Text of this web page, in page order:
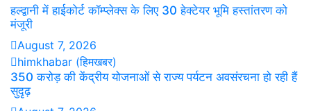
हल्द्वानी में हाईकोर्ट कॉम्प्लेक्स के लिए 30 हेक्टेयर भूमि हस्तांतरण को
मंजूरी
August 7, 2026
himkhabar (हिमखबर)
350 करोड़ की केंद्रीय योजनाओं से राज्य पर्यटन अवसंरचना हो रही हैं
सुदृढ़